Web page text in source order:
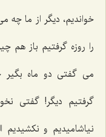
خواندیم، دیگر از ما
را روزه گرفتیم باز
می گفتی دو ماه
گرفتیم دیگر! گفتی
نیاشامیدیم و